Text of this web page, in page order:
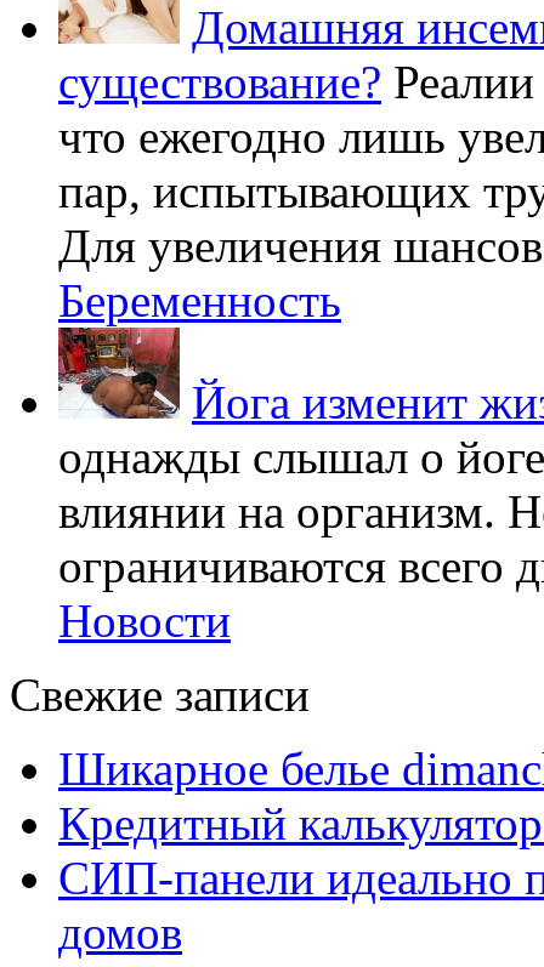
Домашняя
существование?
что ежегодно лишь
пар, испытывающих
Для увеличения
Беременность
Йога изменит
однажды слышал о
влиянии на организм.
ограничиваются всего
Новости
Свежие записи
Шикарное белье
Кредитный
СИП-панели идеально
домов